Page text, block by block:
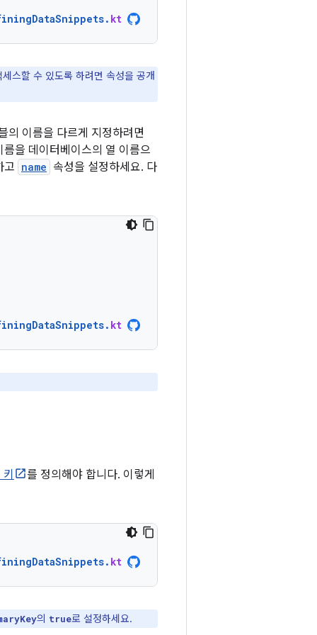
. kt
스할 수 있도록 하려면 속성을 공개
의 이름을 다르게 지정하려면
을 데이터베이스의 열 이름으
고 name 속성을 설정하세요. 다
. kt
를 정의해야 합니다. 이렇게
. kt
의 true로 설정하세요.